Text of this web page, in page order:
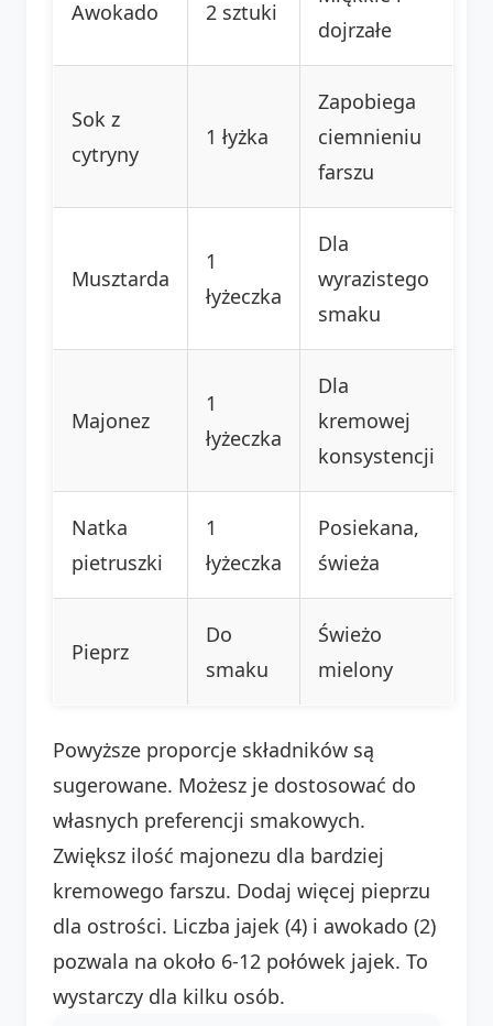
Awokado 2 sztuki
dojrzałe
Sok z
cytryny
1 łyżka
Zapobiega
ciemnieniu
farszu
Musztarda
1
łyżeczka
Dla
wyrazistego
smaku
Majonez
1
łyżeczka
Dla
kremowej
konsystencji
Natka
pietruszki
1
łyżeczka
Posiekana,
świeża
Pieprz
Do
smaku
Świeżo
mielony
Powyższe proporcje składników są
sugerowane. Możesz je dostosować do
własnych preferencji smakowych.
Zwiększ ilość majonezu dla bardziej
kremowego farszu. Dodaj więcej pieprzu
dla ostrości. Liczba jajek (4) i awokado (2)
pozwala na około 6-12 połówek jajek. To
wystarczy dla kilku osób.